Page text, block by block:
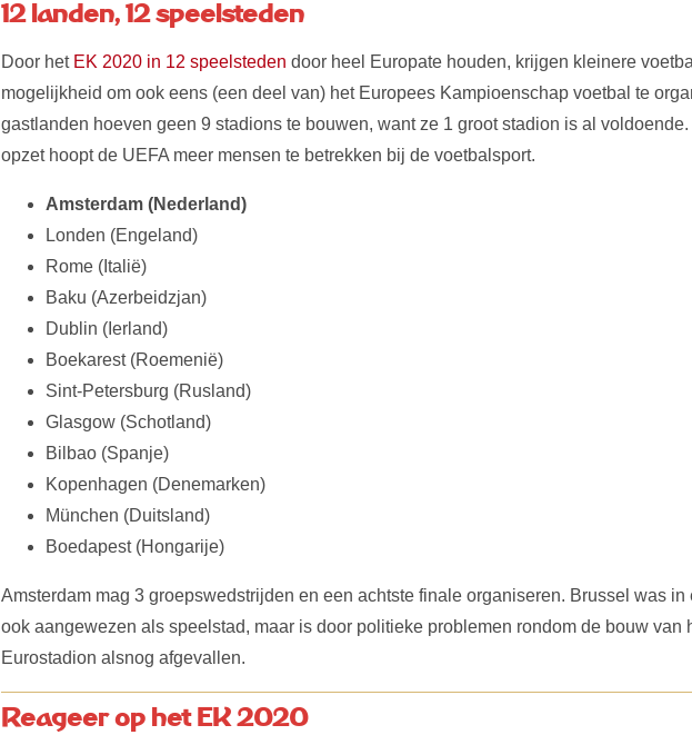
12 landen, 12 speelsteden
Door het EK 2020 in 12 speelsteden door heel Europate houden, krijgen kleinere
mogelijkheid om ook eens (een deel van) het Europees Kampioenschap voetbal te
gastlanden hoeven geen 9 stadions te bouwen, want ze 1 groot stadion is al
opzet hoopt de UEFA meer mensen te betrekken bij de voetbalsport.
Amsterdam (Nederland)
Londen (Engeland)
Rome (Italië)
Baku (Azerbeidzjan)
Dublin (Ierland)
Boekarest (Roemenië)
Sint-Petersburg (Rusland)
Glasgow (Schotland)
Bilbao (Spanje)
Kopenhagen (Denemarken)
München (Duitsland)
Boedapest (Hongarije)
Amsterdam mag 3 groepswedstrijden en een achtste finale organiseren. Brussel was in
ook aangewezen als speelstad, maar is door politieke problemen rondom de bouw van
Eurostadion alsnog afgevallen.
Reageer op het EK 2020